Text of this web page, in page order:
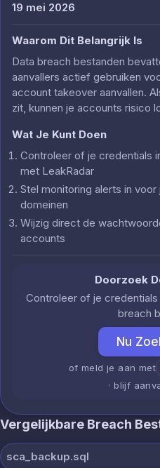
19 mei 2026
Waarom Dit Belangrijk Is
Data breach bestanden
aanvallers actief gebruiken
account takeover aanvallen.
zit, kunnen je accounts risico
Wat Je Kunt Doen
Controleer of je credentials
met LeakRadar
Stel monitoring alerts in
domeinen
Wijzig direct de
accounts
Doorzoek
Controleer of je
breach
Nu
of meld je aan met
· blijf
Vergelijkbare Breach
sca_backup.sql